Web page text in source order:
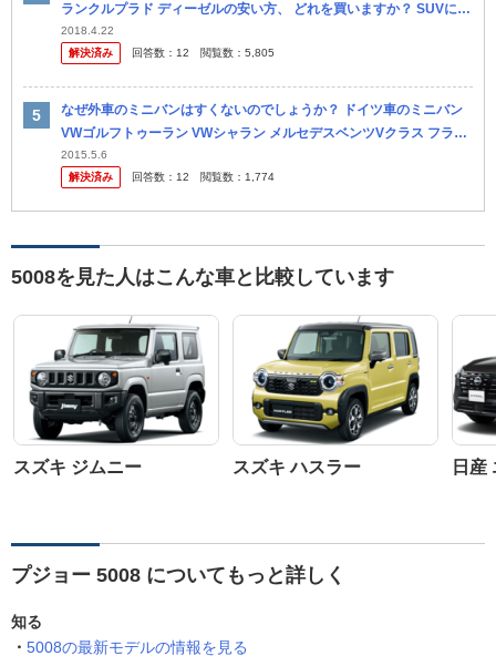
ランクルプラド ディーゼルの安い方、 どれを買いますか？ SUVに憧
れてSUVがどうしても欲しいのですが、旦那さんにはアルフ ァー
2018.4.22
解決済み
回答数： 12 閲覧数： 5,805
なぜ外車のミニバンはすくないのでしょうか？ ドイツ車のミニバン
VWゴルフトゥーラン VWシャラン メルセデスベンツVクラス フラン
ス車のミニバン シトロエンC4ピカソ プジョー5...
2015.5.6
解決済み
回答数： 12 閲覧数： 1,774
5008を見た人はこんな車と比較しています
スズキ ジムニー スズキ ハスラー 日産
プジョー 5008 についてもっと詳しく
知る
5008の最新モデルの情報を見る